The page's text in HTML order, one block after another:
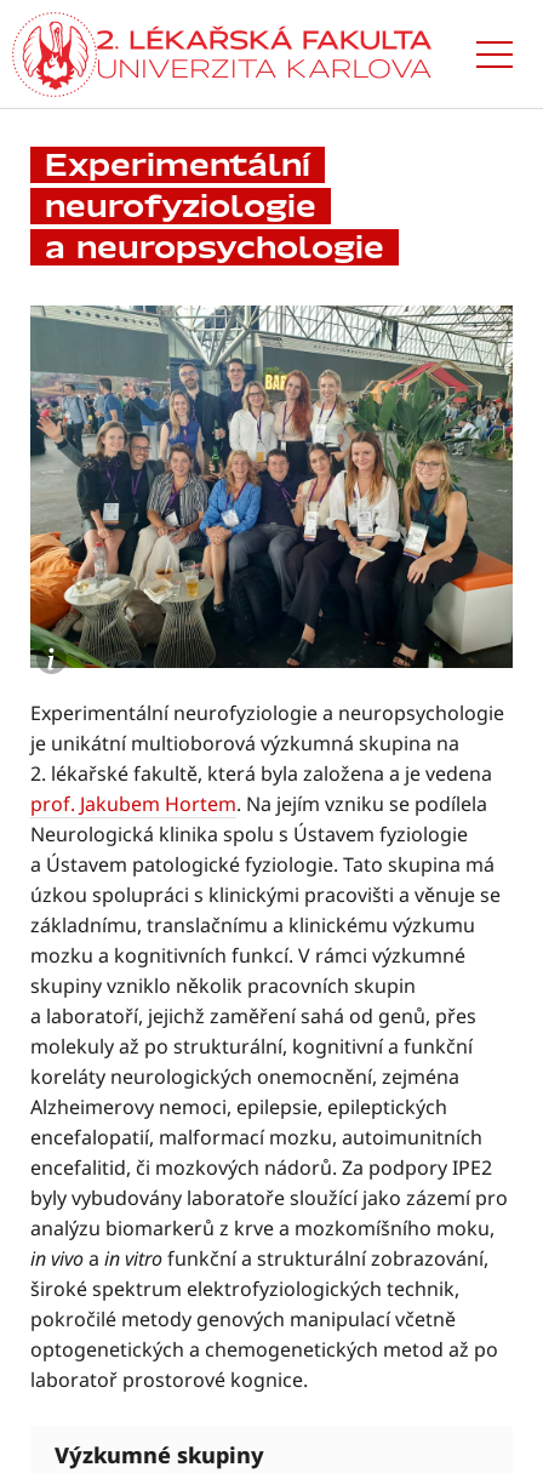
Přejít
k hlavnímu
obsahu
Experimentální
neurofyziologie
a neuropsychologie
Experimentální neurofyziologie a neuropsychologie
je unikátní multioborová výzkumná skupina na
2. lékařské fakultě, která byla založena a je vedena
prof. Jakubem Hortem. Na jejím vzniku se podílela
Neurologická klinika spolu s Ústavem fyziologie
a Ústavem patologické fyziologie. Tato skupina má
úzkou spolupráci s klinickými pracovišti a věnuje se
základnímu, translačnímu a klinickému výzkumu
mozku a kognitivních funkcí. V rámci výzkumné
skupiny vzniklo několik pracovních skupin
a laboratoří, jejichž zaměření sahá od genů, přes
molekuly až po strukturální, kognitivní a funkční
koreláty neurologických onemocnění, zejména
Alzheimerovy nemoci, epilepsie, epileptických
encefalopatií, malformací mozku, autoimunitních
encefalitid, či mozkových nádorů. Za podpory IPE2
byly vybudovány laboratoře sloužící jako zázemí pro
analýzu biomarkerů z krve a mozkomíšního moku,
in vivoa in vitrofunkční a strukturální zobrazování,
široké spektrum elektrofyziologických technik,
pokročilé metody genových manipulací včetně
optogenetických a chemogenetických metod až po
laboratoř prostorové kognice.
Výzkumné skupiny